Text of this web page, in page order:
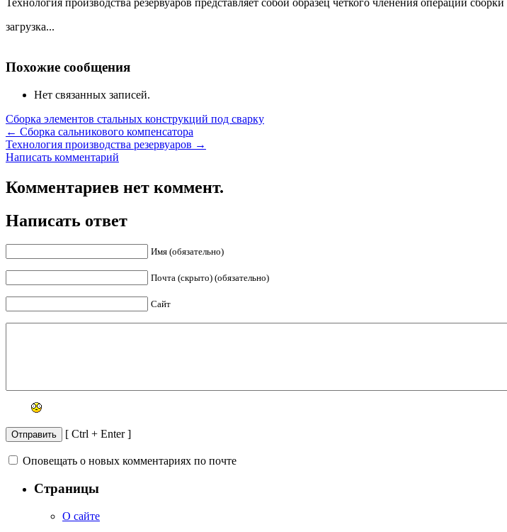
Технология производства резервуаров представляет собой образец четкого членения операций
загрузка...
Похожие сообщения
Нет связанных записей.
Сборка элементов стальных конструкций под сварку
← Сборка сальникового компенсатора
Технология производства резервуаров →
Написать комментарий
Комментариев нет коммент.
Написать ответ
Имя (обязательно)
Почта (скрыто) (обязательно)
Сайт
[ Ctrl + Enter ]
Оповещать о новых комментариях по почте
Страницы
О сайте